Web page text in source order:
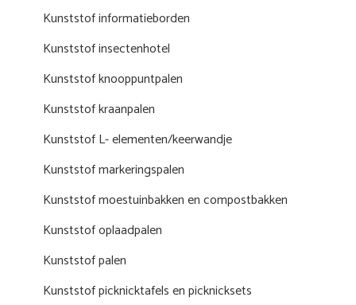
Kunststof informatieborden
Kunststof insectenhotel
Kunststof knooppuntpalen
Kunststof kraanpalen
Kunststof L- elementen/keerwandje
Kunststof markeringspalen
Kunststof moestuinbakken en compostbakken
Kunststof oplaadpalen
Kunststof palen
Kunststof picknicktafels en picknicksets